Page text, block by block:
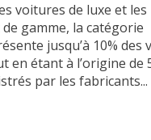
voitures de luxe et les
gamme, la catégorie
jusqu’à 10% des
en étant à l’origine de
par les fabricants...